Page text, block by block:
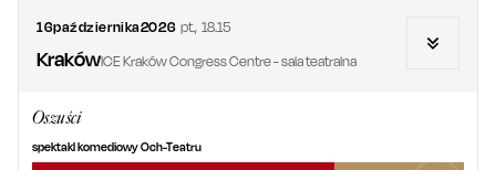
16października2026 pt.,18.15
KrakówICE Kraków Congress Centre - sala teatralna
Oszuści
spektakl komediowy Och-Teatru